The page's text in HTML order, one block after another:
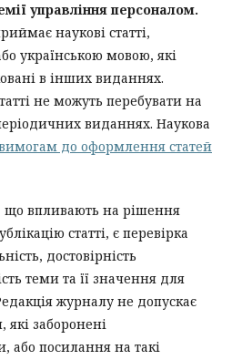
управління персоналом.
наукові статті,
українською мовою, які
в інших виданнях.
не можуть перебувати на
виданнях. Наукова
до оформлення статей
впливають на рішення
статті, є перевірка
достовірність
теми та її значення для
журналу не допускає
які заборонені
або посилання на такі